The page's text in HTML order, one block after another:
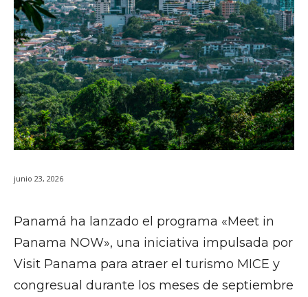
junio 23, 2026
Panamá ha lanzado el programa «Meet in
Panama NOW», una iniciativa impulsada por
Visit Panama para atraer el turismo MICE y
congresual durante los meses de septiembre